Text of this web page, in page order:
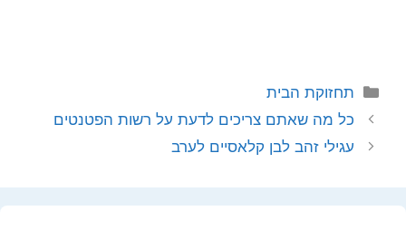
קטגוריות
תחזוקת הבית
כל מה שאתם צריכים לדעת על רשות הפטנטים
עגילי זהב לבן קלאסיים לערב